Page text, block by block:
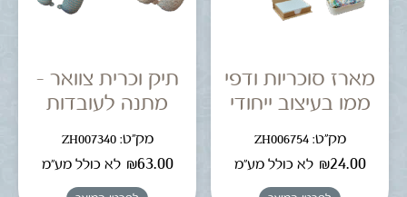
מארז סוכריות ודפי
ממו בעיצוב ייחודי
מק"ט: ZH006754
₪24.00 לא כולל מע"מ
תיק וכרית צוואר –
מתנה לעובדות
מק"ט: ZH007340
₪63.00 לא כולל מע"מ